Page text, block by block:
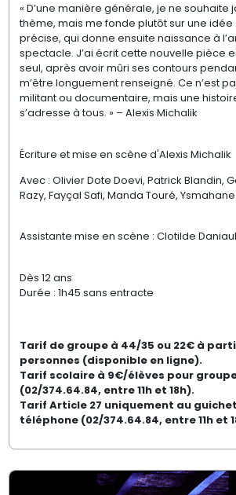
« D’une manière générale, je ne souhaite
thème, mais me fonde plutôt sur une idée
précise, qui donne ensuite naissance à
spectacle. J’ai écrit cette nouvelle pièce
seul, après avoir mûri ses contours
m’être longuement renseigné. Ce n’est
militant ou documentaire, mais une
s’adresse à tous. » – Alexis Michalik
Écriture et mise en scène d'Alexis Michalik
Avec : Olivier Dote Doevi, Patrick Blandin,
Razy, Fayçal Safi, Manda Touré,
Assistante mise en scène : Clotilde
Dès 12 ans
Durée : 1h45 sans entracte
Tarif de groupe à 44/35 ou 22€ à
personnes (disponible en ligne).
Tarif scolaire à 9€/élèves pour
(02/374.64.84, entre 11h et 18h).
Tarif Article 27 uniquement au
téléphone (02/374.64.84, entre 11h et